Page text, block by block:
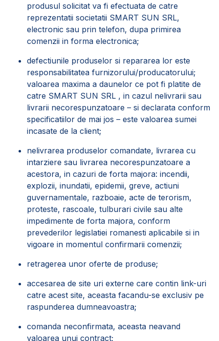
produsul solicitat va fi efectuata de catre
reprezentatii societatii SMART SUN SRL,
electronic sau prin telefon, dupa primirea
comenzii in forma electronica;
defectiunile produselor si repararea lor este
responsabilitatea furnizorului/producatorului;
valoarea maxima a daunelor ce pot fi platite de
catre SMART SUN SRL , in cazul nelivrarii sau
livrarii necorespunzatoare – si declarata conform
specificatiilor de mai jos – este valoarea sumei
incasate de la client;
nelivrarea produselor comandate, livrarea cu
intarziere sau livrarea necorespunzatoare a
acestora, in cazuri de forta majora: incendii,
explozii, inundatii, epidemii, greve, actiuni
guvernamentale, razboaie, acte de terorism,
proteste, rascoale, tulburari civile sau alte
impedimente de forta majora, conform
prevederilor legislatiei romanesti aplicabile si in
vigoare in momentul confirmarii comenzii;
retragerea unor oferte de produse;
accesarea de site uri externe care contin link-uri
catre acest site, aceasta facandu-se exclusiv pe
raspunderea dumneavoastra;
comanda neconfirmata, aceasta neavand
valoarea unui contract;